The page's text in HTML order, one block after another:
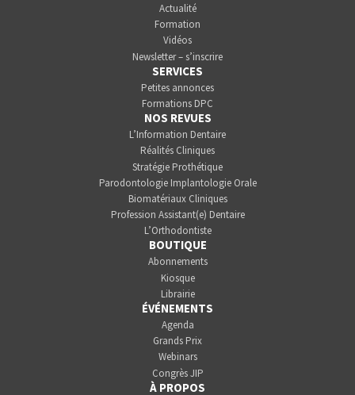
Actualité
Formation
Vidéos
Newsletter – s’inscrire
SERVICES
Petites annonces
Formations DPC
NOS REVUES
L’Information Dentaire
Réalités Cliniques
Stratégie Prothétique
Parodontologie Implantologie Orale
Biomatériaux Cliniques
Profession Assistant(e) Dentaire
L’Orthodontiste
BOUTIQUE
Abonnements
Kiosque
Librairie
ÉVÉNEMENTS
Agenda
Grands Prix
Webinars
Congrès JIP
À PROPOS